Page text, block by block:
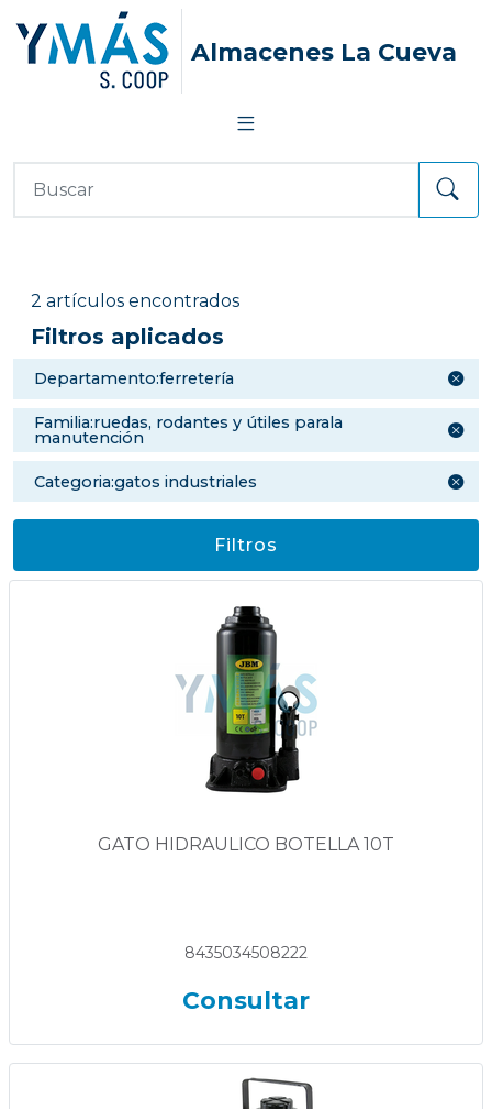
Almacenes La Cueva
2 artículos encontrados
Filtros aplicados
departamento:ferretería
familia:ruedas, rodantes y útiles parala
manutención
categoria:gatos industriales
Filtros
GATO HIDRAULICO BOTELLA 10T
8435034508222
Consultar